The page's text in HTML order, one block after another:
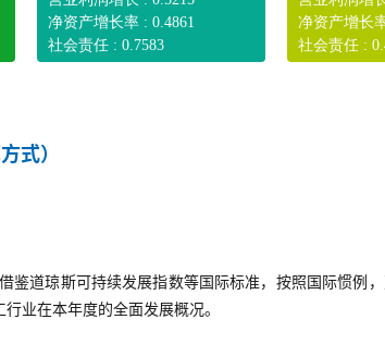
净资产增长率 : 0.4861
社会责任 : 0.7583
净资产增长
社会责任 :
式）
道琼斯可持续发展指数等国际标准，按照国际惯例
业在本年度的全面发展概况。